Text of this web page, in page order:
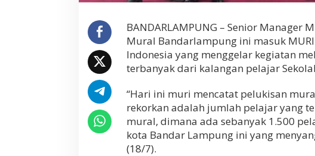
BANDARLAMPUNG – Senior Manager
Mural Bandarlampung ini masuk
Indonesia yang menggelar kegiatan
terbanyak dari kalangan pelajar
“Hari ini muri mencatat pelukisan
rekorkan adalah jumlah pelajar yang
mural, dimana ada sebanyak 1.500
kota Bandar Lampung ini yang
(18/7).